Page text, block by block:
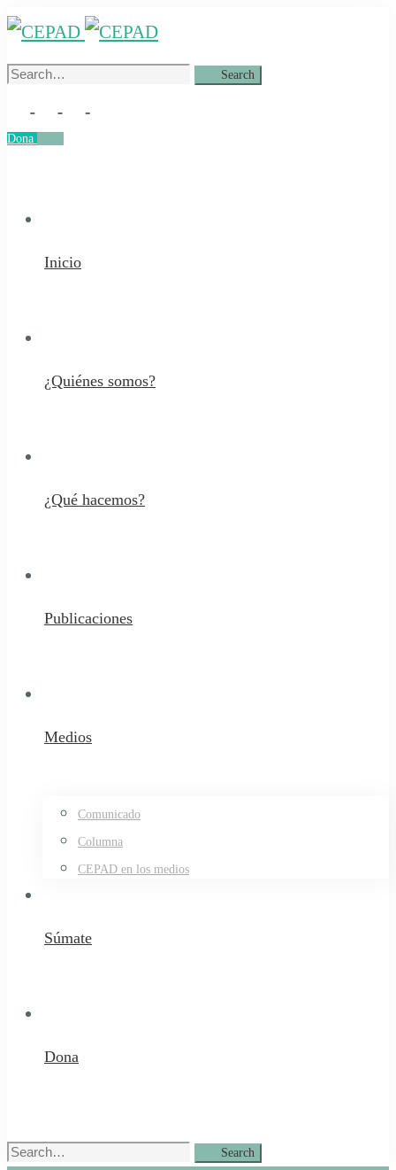
Search
Search
Dona
Inicio
¿Quiénes somos?
¿Qué hacemos?
Publicaciones
Medios
Comunicado
Columna
CEPAD en los medios
Súmate
Dona
Search
Search